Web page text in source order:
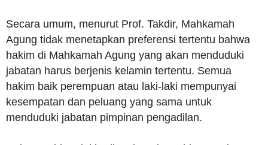
Secara umum, menurut Prof. Takdir, Mahkamah
Agung tidak menetapkan preferensi tertentu bahwa
hakim di Mahkamah Agung yang akan menduduki
jabatan harus berjenis kelamin tertentu. Semua
hakim baik perempuan atau laki-laki mempunyai
kesempatan dan peluang yang sama untuk
menduduki jabatan pimpinan pengadilan.